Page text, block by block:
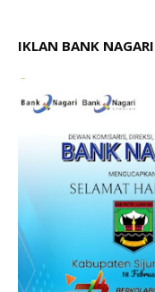
IKLAN BANK NAGARI